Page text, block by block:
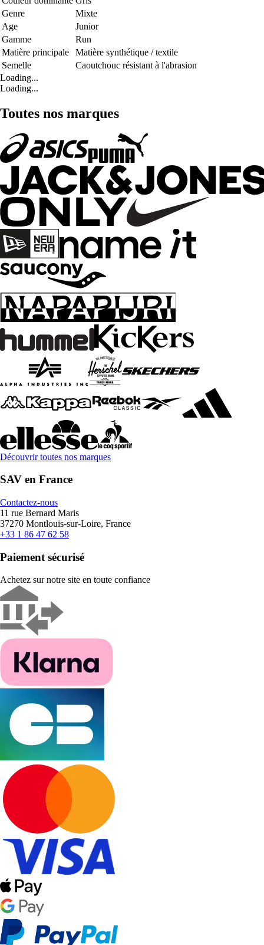
Genre
Mixte
Age
Junior
Gamme
Run
Matière principale
Matière synthétique / textile
Semelle
Caoutchouc résistant à l'abrasion
Loading...
Loading...
Toutes nos marques
Découvrir toutes nos marques
SAV en France
Contactez-nous
11 rue Bernard Maris
37270 Montlouis-sur-Loire, France
+33 1 86 47 62 58
Paiement sécurisé
Achetez sur notre site en toute confiance